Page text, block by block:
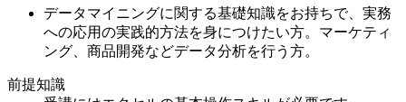
データマイニングに関する基礎知識をお持ちで、実務
への応用の実践的方法を身につけたい方。マーケティ
ング、商品開発などデータ分析を行う方。
前提知識